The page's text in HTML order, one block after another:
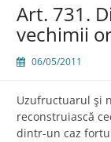
Art. 731.
vechimii
06/05/2011
Uzufructuarul şi
reconstruiască
dintr-un caz